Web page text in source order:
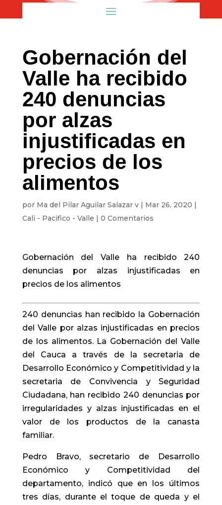
Gobernación del
Valle ha recibido
240 denuncias
por alzas
injustificadas en
precios de los
alimentos
por Ma del Pilar Aguilar Salazar v| Mar 26, 2020 |
Cali - Pacifico - Valle | 0 Comentarios
Gobernación del Valle ha recibido 240
denuncias por alzas injustificadas en
precios de los alimentos
240 denuncias han recibido la Gobernación
del Valle por alzas injustificadas en precios
de los alimentos. La Gobernación del Valle
del Cauca a través de la secretaria de
Desarrollo Económico y Competitividad y la
secretaria de Convivencia y Seguridad
Ciudadana, han recibido 240 denuncias por
irregularidades y alzas injustificadas en el
valor de los productos de la canasta
familiar.
Pedro Bravo, secretario de Desarrollo
Económico y Competitividad del
departamento, indicó que en los últimos
tres días, durante el toque de queda y el